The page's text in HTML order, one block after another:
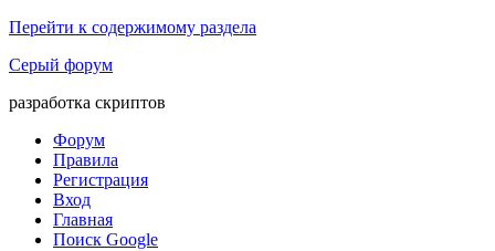
Перейти к содержимому раздела
Серый форум
разработка скриптов
Форум
Правила
Регистрация
Вход
Главная
Поиск Google